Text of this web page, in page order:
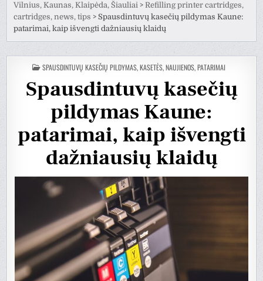
Vilnius, Kaunas, Klaipėda, Šiauliai >Refilling printer cartridges,
cartridges, news, tips >Spausdintuvų kasečių pildymas Kaune:
patarimai, kaip išvengti dažniausių klaidų
POSTED
SPAUSDINTUVŲ KASEČIŲ PILDYMAS, KASETĖS, NAUJIENOS, PATARIMAI
Spausdintuvų kasečių
pildymas Kaune:
patarimai, kaip išvengti
dažniausių klaidų